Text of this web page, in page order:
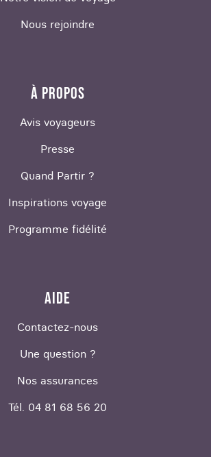
Nous rejoindre
À PROPOS
Avis voyageurs
Presse
Quand Partir ?
Inspirations voyage
Programme fidélité
AIDE
Contactez-nous
Une question ?
Nos assurances
Tél. 04 81 68 56 20